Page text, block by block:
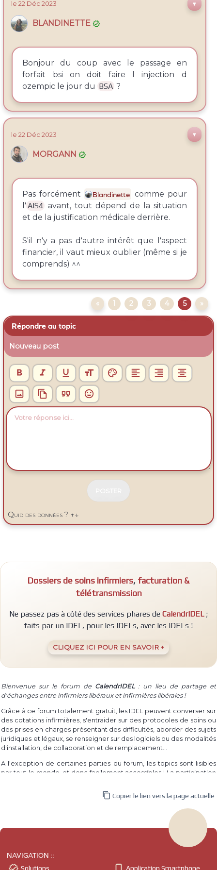
le 22 Déc 2023 ▼
BLANDINETTE 
Bonjour du coup avec le passage en
forfait bsi on doit faire l injection d
ozempic le jour du BSA ?
le 22 Déc 2023 ▼
MORGANN 
Pas forcément Blandinette comme pour
l' AIS4 avant, tout dépend de la situation
et de la justification médicale derrière.
S'il n'y a pas d'autre intérêt que l'aspect
financier, il vaut mieux oublier (même si je
comprends) ^^
« 1 2 3 4 5 »
Répondre au topic
Nouveau post
      


  
P
A
M
Quid des données ? ↑↓
Dossiers de soins infirmiers, facturation &
télétransmission
Ne passez pas à côté des services phares de CalendrIDEL ;
faits par un IDEL, pour les IDELs, avec les IDELs !
CLIQUEZ ICI POUR EN SAVOIR +
Bienvenue sur le forum de CalendrIDEL: un lieu de partage et
d'échanges entre infirmiers libéraux et infirmières libérales !
Grâce à ce forum totalement gratuit, les IDEL peuvent converser sur
des cotations infirmières, s'entraider sur des protocoles de soins ou
des prises en charges présentant des difficultés, aborder des sujets
juridiques et légaux, se renseigner sur des logiciels ou des modalités
d'installation, de collaboration et de remplacement...
A l'exception de certaines parties du forum, les topics sont lisibles
par tout le monde, et donc facilement accessibles ! La participation
est également totalement gratuite.
tout le monde est libre de participer et d'apporter son expérience
L'idée du forum est venue d'un constat simple : le besoin des IDEL à
parler de leur pratique, à se renseigner sur ce qui les interroge, à
partager leur expérience, et ce au quotidien ! En atteste par
exemple les différents groupes privés des réseaux sociaux sur
 Copier le lien vers la page actuelle
NAVIGATION ::
Solutions Application Smartphone